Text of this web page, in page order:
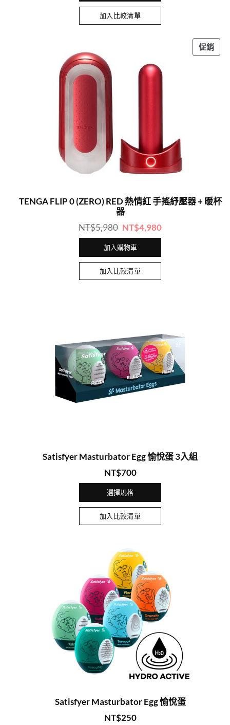
加入比較清單
促銷特
TENGA FLIP 0 (ZERO) RED 熱情紅 手搖紓壓器 + 暖杯
器
NT$5,980 原
始
價
格：
NT$5,980。
NT$4,980目
加入購物車
加入比較清單
Satisfyer Masturbator Egg 愉悅蛋 3入組
NT$700
選擇規格
加入比較清單
Satisfyer Masturbator Egg 愉悅蛋
NT$250